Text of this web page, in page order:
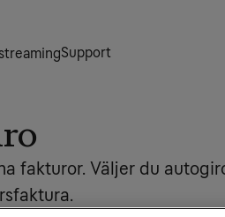
Support
fakturor. Väljer du